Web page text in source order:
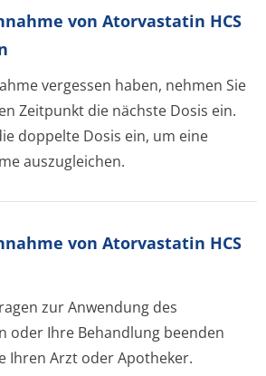
von Atorvastatin HCS
vergessen haben, nehmen Sie
Zeitpunkt die nächste Dosis ein.
doppelte Dosis ein, um eine
auszugleichen.
von Atorvastatin HCS
zur Anwendung des
oder Ihre Behandlung beenden
Ihren Arzt oder Apotheker.